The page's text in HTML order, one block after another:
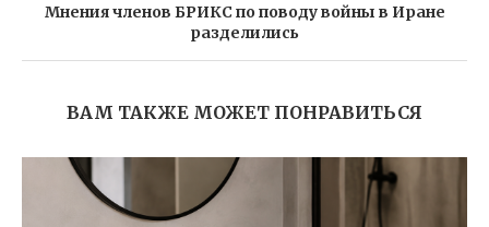
Мнения членов БРИКС по поводу войны в Иране
разделились
ВАМ ТАКЖЕ МОЖЕТ ПОНРАВИТЬСЯ